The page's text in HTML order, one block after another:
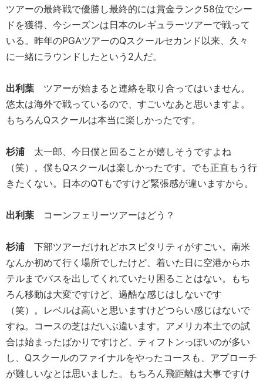
ツアーの最終戦で優勝し最終的には賞金ランク58位でシー
ドを獲得、今シーズンは日本のレギュラーツアーで戦って
いる。昨年のPGAツアーのQスクールセカンド以来、久々
に一緒にラウンドしたという2人だ。
出利葉 ツアーが始まると連絡を取り合ってはいません。
悠太は海外で戦っているので、すごいなあと思いますよ。
もちろんQスクールは本当に楽しかったです。
杉浦 太一郎、今日僕と回ることが嬉しそうですよね
（笑）。僕もQスクールは楽しかったです。でも正直もう行
きたくない。日本のQTもですけど緊張感が違いますから。
出利葉 コーンフェリーツアーはどう？
杉浦 下部ツアーだけれどホスピタリティがすごい。南米
なんか初めて行く場所でしたけど、着いた日に空港からホ
テルまでバスを出してくれていたり困ることはない。もち
ろん移動は大変ですけど、過酷な感じはしないです
（笑）。レベルは高いと思いますけどつらい感じはないで
すね。コースの芝はだいぶ違います。アメリカ本土での試
合は始まったばかりですけど、ティフトンっぽいのが多い
し、Qスクールのファイナルをやったコースも、アプローチ
が難しいなとは思いました。もちろん飛距離は大事ですけ